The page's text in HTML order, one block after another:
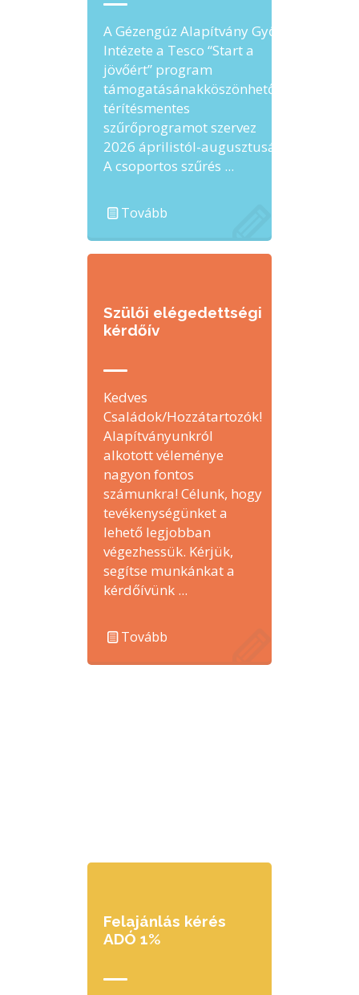
A Gézengúz Alapítvány Győri
Intézete a Tesco “Start a
jövőért” program
támogatásánakköszönhetően
térítésmentes
szűrőprogramot szervez
2026 áprilistól-augusztusáig.
A csoportos szűrés ...
Tovább
Szülői elégedettségi
kérdőív
Kedves
Családok/Hozzátartozók!
Alapítványunkról
alkotott véleménye
nagyon fontos
számunkra! Célunk, hogy
tevékenységünket a
lehető legjobban
végezhessük. Kérjük,
segítse munkánkat a
kérdőívünk ...
Tovább
Felajánlás kérés
ADÓ 1%